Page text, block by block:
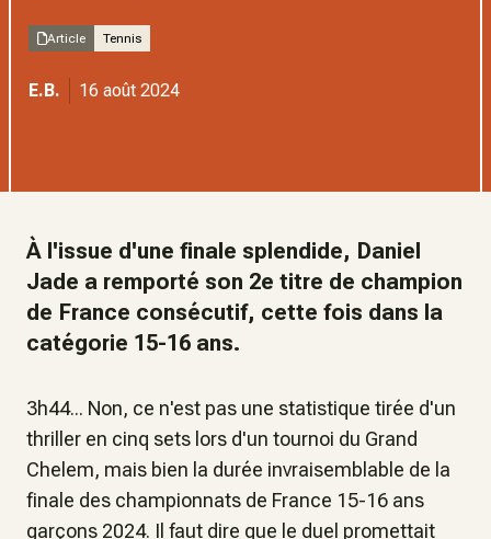
Article Tennis
E.B. 16 août 2024
À l'issue d'une finale splendide, Daniel
Jade a remporté son 2e titre de champion
de France consécutif, cette fois dans la
catégorie 15-16 ans.
3h44... Non, ce n'est pas une statistique tirée d'un
thriller en cinq sets lors d'un tournoi du Grand
Chelem, mais bien la durée invraisemblable de la
finale des championnats de France 15-16 ans
garçons 2024. Il faut dire que le duel promettait